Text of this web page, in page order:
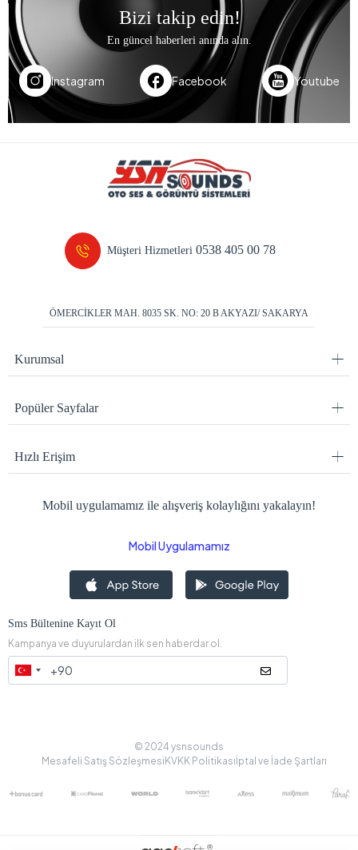
Bizi takip edin!
En güncel haberleri anında alın.
Instagram Facebook Youtube
Müşteri Hizmetleri0538 405 00 78
ÖMERCİKLER MAH. 8035 SK. NO: 20 B AKYAZI/ SAKARYA
Kurumsal
Popüler Sayfalar
Hızlı Erişim
Mobil uygulamamız ile alışveriş kolaylığını yakalayın!
Mobil Uygulamamız
Sms Bültenine Kayıt Ol
Kampanya ve duyurulardan ilk sen haberdar ol.
© 2024 ysnsounds
Mesafeli Satış SözleşmesiKVKK Politikasıİptal ve İade Şartları